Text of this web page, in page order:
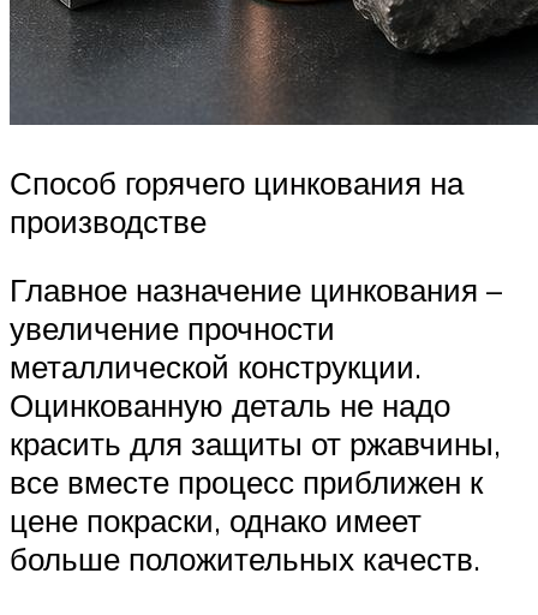
Способ горячего цинкования на
производстве
Главное назначение цинкования –
увеличение прочности
металлической конструкции.
Оцинкованную деталь не надо
красить для защиты от ржавчины,
все вместе процесс приближен к
цене покраски, однако имеет
больше положительных качеств.